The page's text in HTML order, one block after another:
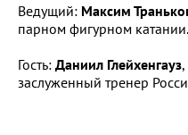
Ведущий: Максим
парном фигурном катании.
Гость: Даниил Глейхенгауз
заслуженный тренер